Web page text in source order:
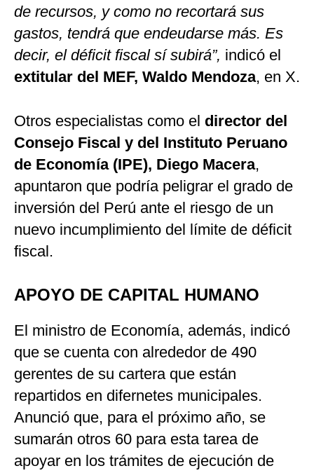
de recursos, y como no recortará sus
gastos, tendrá que endeudarse más. Es
decir, el déficit fiscal sí subirá”, indicó el
extitular del MEF, Waldo Mendoza, en X.
Otros especialistas como el director del
Consejo Fiscal y del Instituto Peruano
de Economía (IPE), Diego Macera,
apuntaron que podría peligrar el grado de
inversión del Perú ante el riesgo de un
nuevo incumplimiento del límite de déficit
fiscal.
APOYO DE CAPITAL HUMANO
El ministro de Economía, además, indicó
que se cuenta con alrededor de 490
gerentes de su cartera que están
repartidos en difernetes municipales.
Anunció que, para el próximo año, se
sumarán otros 60 para esta tarea de
apoyar en los trámites de ejecución de